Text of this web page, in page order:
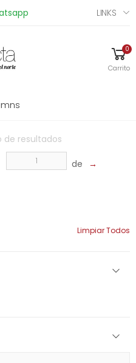
LINKS
0
Carrito
de resultados
de →
Limpiar Todos